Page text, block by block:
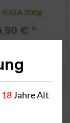
KIGA 200g
€ *
18Jahre Alt